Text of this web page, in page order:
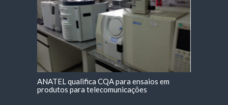
ANATEL qualifica CQA para ensaios em
produtos para telecomunicações